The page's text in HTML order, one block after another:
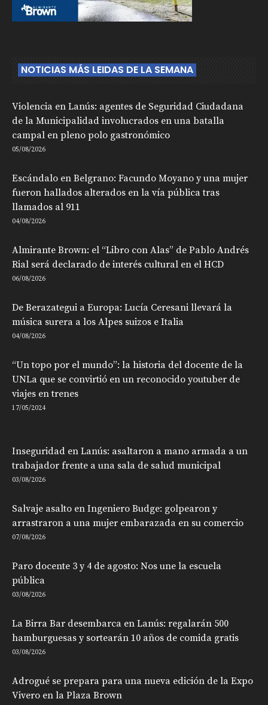
NOTICIAS MÁS LEIDAS DE LA SEMANA
Violencia en Lanús: agentes de Seguridad Ciudadana
de la Municipalidad involucrados en una batalla
campal en pleno polo gastronómico
05/08/2026
Escándalo en Belgrano: Facundo Moyano y una mujer
fueron hallados alterados en la vía pública tras
llamados al 911
04/08/2026
Almirante Brown: el “Libro con Alas” de Pablo Andrés
Rial será declarado de interés cultural en el HCD
06/08/2026
De Berazategui a Europa: Lucía Ceresani llevará la
música surera a los Alpes suizos e Italia
04/08/2026
“Un topo por el mundo”: la historia del docente de la
UNLa que se convirtió en un reconocido youtuber de
viajes en trenes
17/05/2024
Inseguridad en Lanús: asaltaron a mano armada a un
trabajador frente a una sala de salud municipal
03/08/2026
Salvaje asalto en Ingeniero Budge: golpearon y
arrastraron a una mujer embarazada en su comercio
07/08/2026
Paro docente 3 y 4 de agosto: Nos une la escuela
pública
03/08/2026
La Birra Bar desembarca en Lanús: regalarán 500
hamburguesas y sortearán 10 años de comida gratis
03/08/2026
Adrogué se prepara para una nueva edición de la Expo
Vivero en la Plaza Brown